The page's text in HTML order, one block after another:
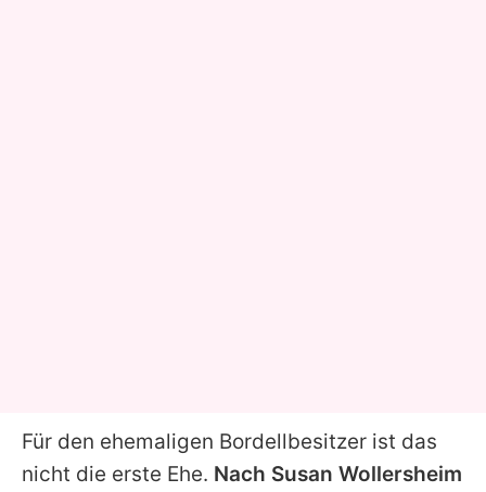
Für den ehemaligen Bordellbesitzer ist das
nicht die erste Ehe. Nach Susan Wollersheim